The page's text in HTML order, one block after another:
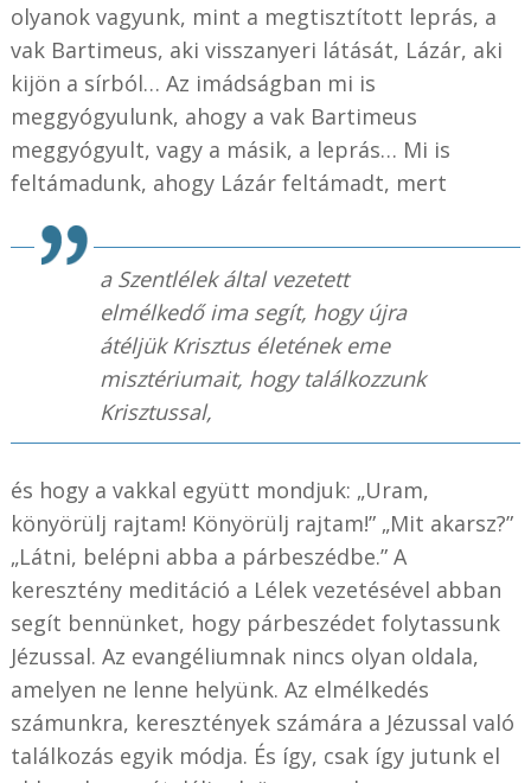
olyanok vagyunk, mint a megtisztított leprás, a
vak Bartimeus, aki visszanyeri látását, Lázár, aki
kijön a sírból… Az imádságban mi is
meggyógyulunk, ahogy a vak Bartimeus
meggyógyult, vagy a másik, a leprás… Mi is
feltámadunk, ahogy Lázár feltámadt, mert
a Szentlélek által vezetett
elmélkedő ima segít, hogy újra
átéljük Krisztus életének eme
misztériumait, hogy találkozzunk
Krisztussal,
és hogy a vakkal együtt mondjuk: „Uram,
könyörülj rajtam! Könyörülj rajtam!” „Mit akarsz?”
„Látni, belépni abba a párbeszédbe.” A
keresztény meditáció a Lélek vezetésével abban
segít bennünket, hogy párbeszédet folytassunk
Jézussal. Az evangéliumnak nincs olyan oldala,
amelyen ne lenne helyünk. Az elmélkedés
számunkra, keresztények számára a Jézussal való
találkozás egyik módja. És így, csak így jutunk el